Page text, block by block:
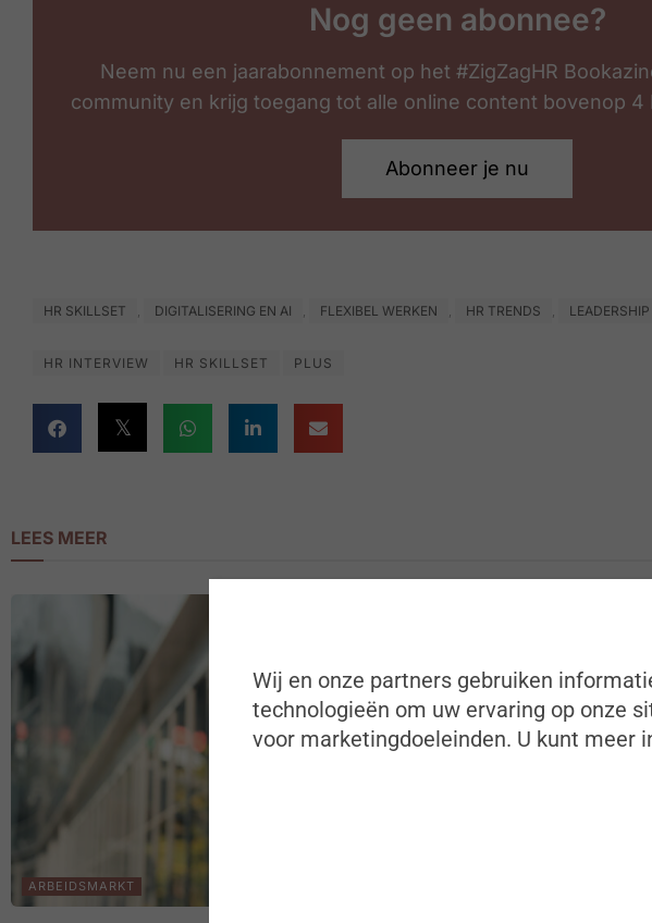
Nog geen abonnee?
Neem nu een jaarabonnement op het #ZigZagHR
community en krijg toegang tot alle online content bovenop 4
Abonneer je nu
HR SKILLSET , DIGITALISERING EN AI , FLEXIBEL WERKEN , HR TRENDS , LEADERSHIP
HR INTERVIEW HR SKILLSET PLUS
LEES MEER
ARBEIDSMARKT
Wij en onze partners gebruiken
technologieën om uw ervaring op onze
voor marketingdoeleinden. U kunt meer